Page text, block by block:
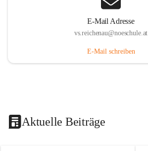
E-Mail Adresse
vs.reichenau@noeschule.at
E-Mail schreiben
Aktuelle Beiträge